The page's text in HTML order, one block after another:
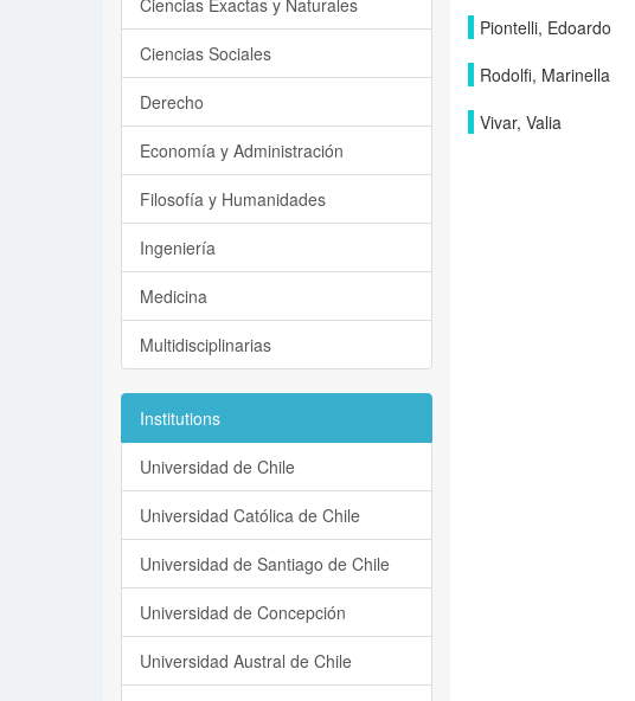
Piontelli, Edoardo
Rodolfi, Marinella
Vivar, Valia
Ciencias Exactas y Naturales
Ciencias Sociales
Derecho
Economía y Administración
Filosofía y Humanidades
Ingeniería
Medicina
Multidisciplinarias
Institutions
Universidad de Chile
Universidad Católica de Chile
Universidad de Santiago de Chile
Universidad de Concepción
Universidad Austral de Chile